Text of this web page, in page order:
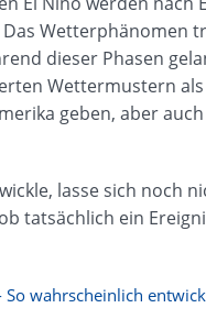
Wetterphänomen
dieser Phasen
Wettermustern als
geben, aber
lasse sich noch
tatsächlich ein
wahrscheinlich